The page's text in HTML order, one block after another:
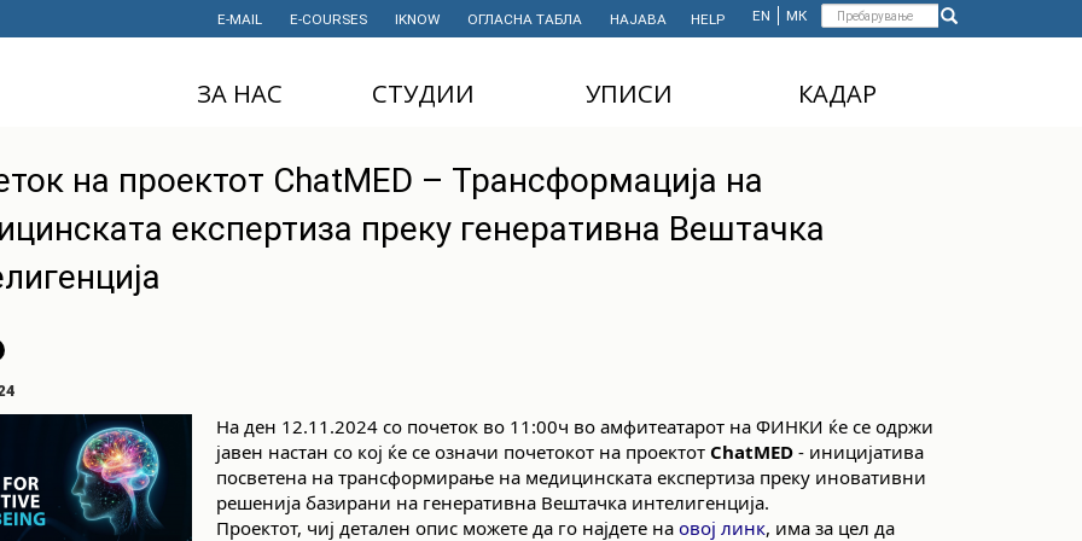
Форма
пребарување
Пребарување
EN МК
E-MAIL E-COURSES IKNOW ОГЛАСНА ТАБЛА НАЈАВА HELP
ЗА НАС
ИНСТИТУТИ
ПРАВНИ АКТИ
ФИНАНСИИ
ИСТОРИЈАТ
ФИНКИ Е МОЈ
СТУДИИ
СТУДИИ
МАГИСТЕРСКИ
СТУДИИ
СТУДЕНТСКА
СЛУЖБА
СТУДЕНТСКИ
ОРГАНИЗАЦИИ
УПИСИ
СТУДИИ
МАГИСТЕРСКИ
СТУДИИ
КАДАР
АДМИНИСТРАТИВЕН
КАДАР
на проектот ChatMED – Трансформација на
експертиза преку генеративна Вештачка
На ден 12.11.2024 со почеток во 11:00ч во амфитеатарот на ФИНКИ ќе се одржи
јавен настан со кој ќе се означи почетокот на проектот ChatMED - иницијатива
посветена на трансформирање на медицинската експертиза преку иновативни
решенија базирани на генеративна Вештачка интелигенција.
Проектот, чиј деталeн опис можете да го најдете на овој линк, има за цел да